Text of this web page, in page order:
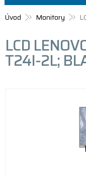
Úvod Monitory
LCD
T24I-2L;